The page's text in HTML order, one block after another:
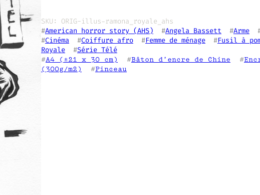
SKU:
ORIG-illus-ramona_royale_ahs
#American horror story (AHS)
  #
Angela Bassett
  #
Arme
#Cinéma
  #
Coiffure afro
  #
Femme de ménage
  #
Fusil à
Royale
  #
Série Télé
#A4 (±21 x 30 cm)
  #
Bâton d’encre de Chine
  #
(300g/m2)
  #
Pinceau